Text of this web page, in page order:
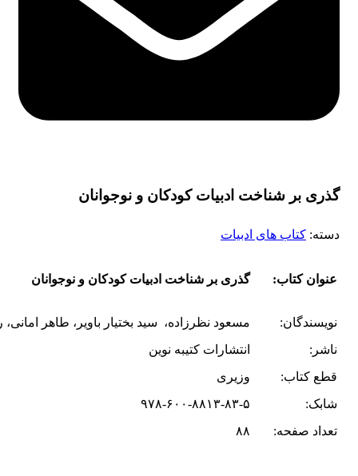
گذری بر شناخت ادبیات کودکان و نوجوانان
دسته: کتاب های ادبیات
عنوان کتاب: گذری بر شناخت ادبیات کودکان و نوجوانان
نویسندگان:
مسعود نظرزاده، سید بختیار باویر، طاهر
ناشر:
انتشارات کتیبه نوین
قطع کتاب:
وزیری
شابک:
۹۷۸-۶۰۰-۸۸۱۳-۸۳-۵
تعداد صفحه:
۸۸